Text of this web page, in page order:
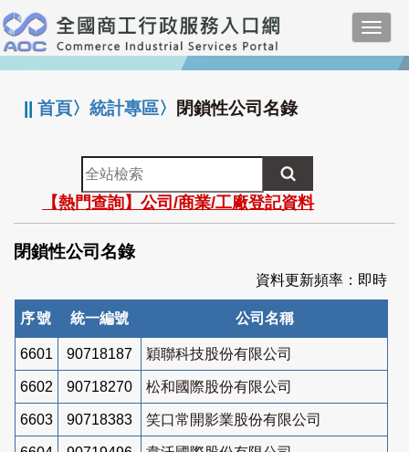
跳
到
主
要
:::
||首頁〉統計專區〉 閉鎖性公司名錄
全
站
檢
索
【熱門查詢】公司/商業/工廠登記資料
閉鎖性公司名錄
資料更新頻率：即時
序號 統一編號 公司名稱
6601 90718187 穎聯科技股份有限公司
6602 90718270 松和國際股份有限公司
6603 90718383 笑口常開影業股份有限公司